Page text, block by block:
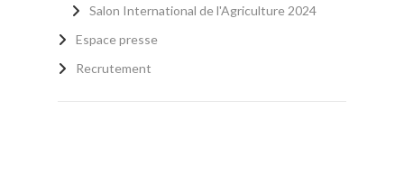
Salon International de l'Agriculture 2024
Espace presse
Recrutement